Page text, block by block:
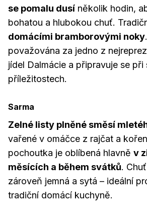
se pomalu dusí několik hodin,
bohatou a hlubokou chuť.
domácími bramborovými noky
považována za jedno z
jídel Dalmácie a připravuje se při
příležitostech.
Sarma
Zelné listy plněné směsí
vařené v omáčce z rajčat a
pochoutka je oblíbená hlavně v
měsících a během svátků.
zároveň jemná a sytá – ideální
tradiční domácí kuchyně.